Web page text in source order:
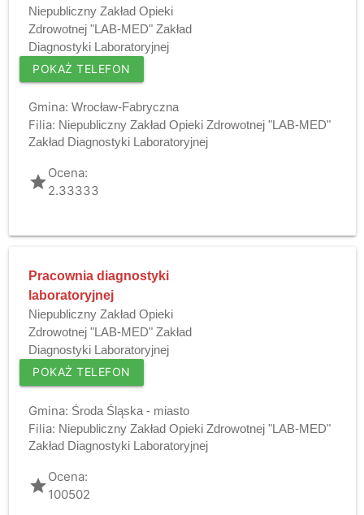
Niepubliczny Zakład Opieki
Zdrowotnej "LAB-MED" Zakład
Diagnostyki Laboratoryjnej
POKAŻ TELEFON
Gmina: Wrocław-Fabryczna
Filia: Niepubliczny Zakład Opieki Zdrowotnej "LAB-MED"
Zakład Diagnostyki Laboratoryjnej
gradeOcena:
2.33333
Pracownia diagnostyki
laboratoryjnej
Niepubliczny Zakład Opieki
Zdrowotnej "LAB-MED" Zakład
Diagnostyki Laboratoryjnej
POKAŻ TELEFON
Gmina: Środa Śląska - miasto
Filia: Niepubliczny Zakład Opieki Zdrowotnej "LAB-MED"
Zakład Diagnostyki Laboratoryjnej
gradeOcena:
100502